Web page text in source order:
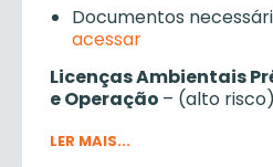
Documentos
acessar
Licenças Ambientais
e Operação – (alto
Normativa nº 063, de 30
LER MAIS...